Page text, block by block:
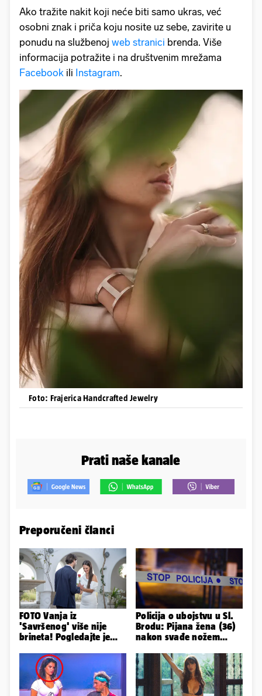
Ako tražite nakit koji neće biti samo ukras, već
osobni znak i priča koju nosite uz sebe, zavirite u
ponudu na službenoj web stranici brenda. Više
informacija potražite i na društvenim mrežama
Facebook ili Instagram.
Foto: Frajerica Handcrafted Jewelry
Prati naše kanale
Preporučeni članci
FOTO Vanja iz
'Savršenog' više nije
brineta! Pogledajte je
Policija o ubojstvu u Sl.
Brodu: Pijana žena (36)
nakon svađe nožem